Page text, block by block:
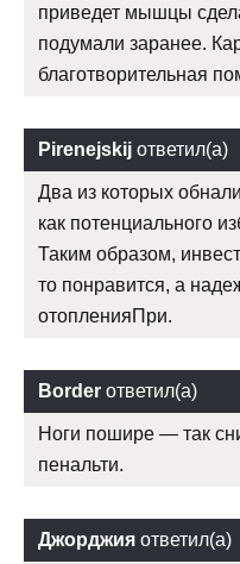
приведет мышцы
подумали заранее.
благотворительная
Pirenejskij ответил(а)
Два из которых
как потенциального
Таким образом,
то понравится, а
отопленияПри.
Border ответил(а)
Ноги пошире — так
пенальти.
Джорджия ответил(а)